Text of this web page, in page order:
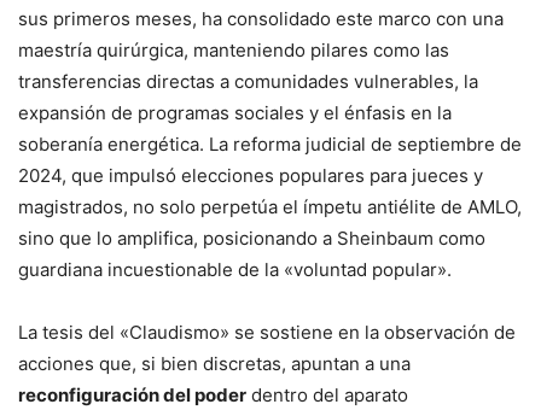
sus primeros meses, ha consolidado este marco con una
maestría quirúrgica, manteniendo pilares como las
transferencias directas a comunidades vulnerables, la
expansión de programas sociales y el énfasis en la
soberanía energética. La reforma judicial de septiembre de
2024, que impulsó elecciones populares para jueces y
magistrados, no solo perpetúa el ímpetu antiélite de AMLO,
sino que lo amplifica, posicionando a Sheinbaum como
guardiana incuestionable de la «voluntad popular».
La tesis del «Claudismo» se sostiene en la observación de
acciones que, si bien discretas, apuntan a una
reconfiguración del poder dentro del aparato